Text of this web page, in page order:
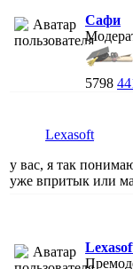
Сафи
5798
Lexasoft
у вас, я так
уже впритык или